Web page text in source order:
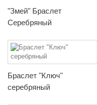
"Змей" Браслет
Серебряный
Браслет "Ключ"
серебряный